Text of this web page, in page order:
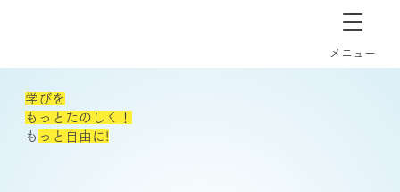
​メニュー
学びを
もっとたのしく！
​ もっと自由に!